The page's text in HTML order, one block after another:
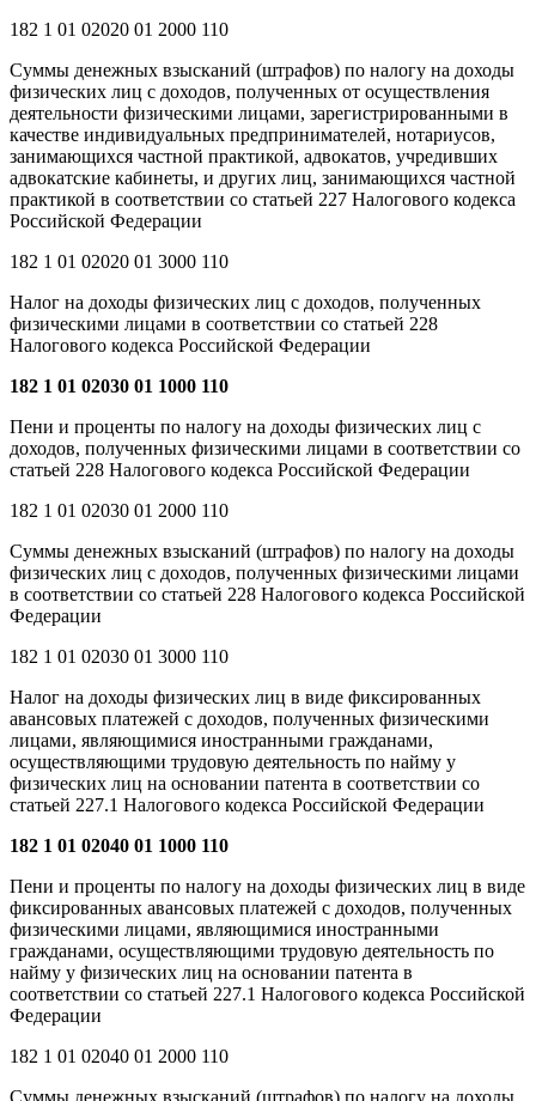
182 1 01 02020 01 2000 110
Суммы денежных взысканий (штрафов) по налогу на доходы
физических лиц с доходов, полученных от осуществления
деятельности физическими лицами, зарегистрированными в
качестве индивидуальных предпринимателей, нотариусов,
занимающихся частной практикой, адвокатов, учредивших
адвокатские кабинеты, и других лиц, занимающихся частной
практикой в соответствии со статьей 227 Налогового кодекса
Российской Федерации
182 1 01 02020 01 3000 110
Налог на доходы физических лиц с доходов, полученных
физическими лицами в соответствии со статьей 228
Налогового кодекса Российской Федерации
182 1 01 02030 01 1000 110
Пени и проценты по налогу на доходы физических лиц с
доходов, полученных физическими лицами в соответствии со
статьей 228 Налогового кодекса Российской Федерации
182 1 01 02030 01 2000 110
Суммы денежных взысканий (штрафов) по налогу на доходы
физических лиц с доходов, полученных физическими лицами
в соответствии со статьей 228 Налогового кодекса Российской
Федерации
182 1 01 02030 01 3000 110
Налог на доходы физических лиц в виде фиксированных
авансовых платежей с доходов, полученных физическими
лицами, являющимися иностранными гражданами,
осуществляющими трудовую деятельность по найму у
физических лиц на основании патента в соответствии со
статьей 227.1 Налогового кодекса Российской Федерации
182 1 01 02040 01 1000 110
Пени и проценты по налогу на доходы физических лиц в виде
фиксированных авансовых платежей с доходов, полученных
физическими лицами, являющимися иностранными
гражданами, осуществляющими трудовую деятельность по
найму у физических лиц на основании патента в
соответствии со статьей 227.1 Налогового кодекса Российской
Федерации
182 1 01 02040 01 2000 110
Суммы денежных взысканий (штрафов) по налогу на доходы